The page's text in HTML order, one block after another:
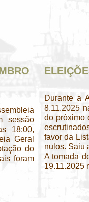
sessão
18:00,
Geral
do
foram
Durante a
8.11.2025
do próximo
favor da
nulos. Saiu
A tomada
19.11.2025